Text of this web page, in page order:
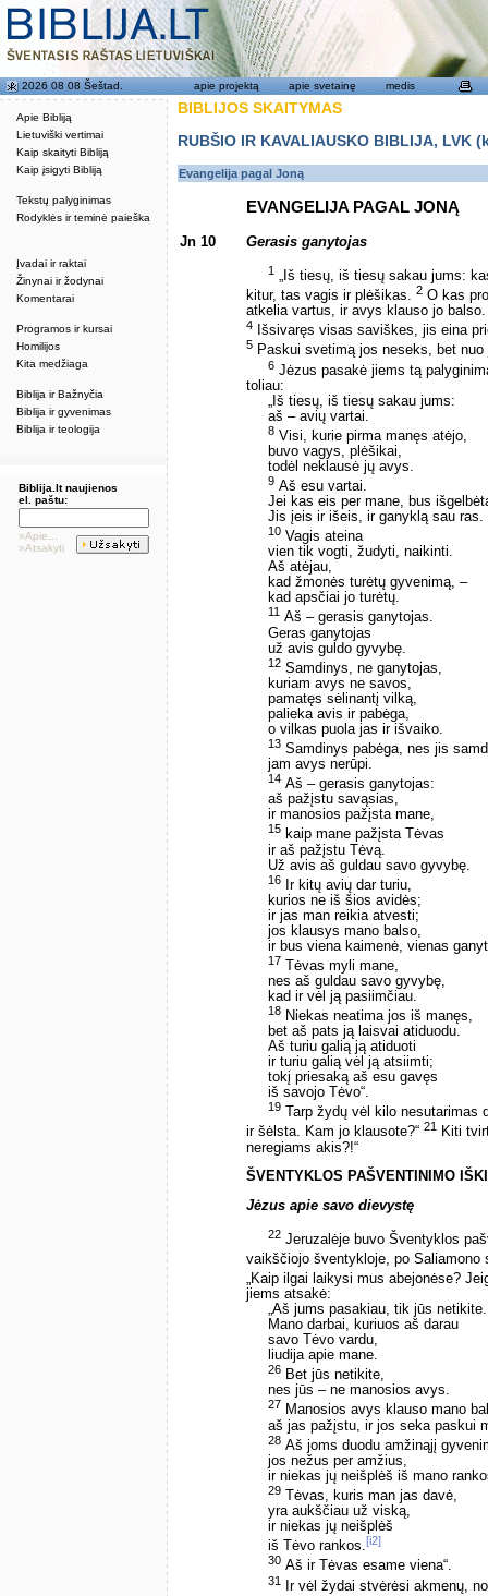
Apie Bibliją
Lietuviški vertimai
Kaip skaityti Bibliją
Kaip įsigyti Bibliją
Tekstų palyginimas
Rodyklės ir teminė paieška
Įvadai ir raktai
Žinynai ir žodynai
Komentarai
Programos ir kursai
Homilijos
Kita medžiaga
Biblija ir Bažnyčia
Biblija ir gyvenimas
Biblija ir teologija
2026 08 08 Šeštad. apie projektą apie svetainę medis
Biblija.lt naujienos
el. paštu:
»Apie...
»Atsakyti
BIBLIJOS SKAITYMAS
RUBŠIO IR KAVALIAUSKO BIBLIJA,
Evangelija pagal Joną
EVANGELIJA PAGAL JONĄ
Jn 10 Gerasis ganytojas
1 „Iš tiesų, iš tiesų sakau jums:
kitur, tas vagis ir plėšikas. 2 O kas
atkelia vartus, ir avys klauso jo
4 Išsivaręs visas saviškes, jis eina
5 Paskui svetimą jos neseks, bet
6 Jėzus pasakė jiems tą
toliau:
„Iš tiesų, iš tiesų sakau jums:
aš – avių vartai.
8 Visi, kurie pirma manęs atėjo,
buvo vagys, plėšikai,
todėl neklausė jų avys.
9 Aš esu vartai.
Jei kas eis per mane, bus
Jis įeis ir išeis, ir ganyklą sau ras.
10 Vagis ateina
vien tik vogti, žudyti, naikinti.
Aš atėjau,
kad žmonės turėtų gyvenimą, –
kad apsčiai jo turėtų.
11 Aš – gerasis ganytojas.
Geras ganytojas
už avis guldo gyvybę.
12 Samdinys, ne ganytojas,
kuriam avys ne savos,
pamatęs sėlinantį vilką,
palieka avis ir pabėga,
o vilkas puola jas ir išvaiko.
13 Samdinys pabėga, nes jis
jam avys nerūpi.
14 Aš – gerasis ganytojas:
aš pažįstu savąsias,
ir manosios pažįsta mane,
15 kaip mane pažįsta Tėvas
ir aš pažįstu Tėvą.
Už avis aš guldau savo gyvybę.
16 Ir kitų avių dar turiu,
kurios ne iš šios avidės;
ir jas man reikia atvesti;
jos klausys mano balso,
ir bus viena kaimenė, vienas
17 Tėvas myli mane,
nes aš guldau savo gyvybę,
kad ir vėl ją pasiimčiau.
18 Niekas neatima jos iš manęs,
bet aš pats ją laisvai atiduodu.
Aš turiu galią ją atiduoti
ir turiu galią vėl ją atsiimti;
tokį priesaką aš esu gavęs
iš savojo Tėvo“.
19 Tarp žydų vėl kilo nesutarimas
ir šėlsta. Kam jo klausote?“ 21
Kiti
neregiams akis?!“
ŠVENTYKLOS PAŠVENTINIMO
Jėzus apie savo dievystę
22 Jeruzalėje buvo Šventyklos
vaikščiojo šventykloje, po Saliamono
„Kaip ilgai laikysi mus abejonėse?
jiems atsakė:
„Aš jums pasakiau, tik jūs netikite.
Mano darbai, kuriuos aš darau
savo Tėvo vardu,
liudija apie mane.
26 Bet jūs netikite,
nes jūs – ne manosios avys.
27 Manosios avys klauso mano
aš jas pažįstu, ir jos seka paskui
28 Aš joms duodu amžinąjį
jos nežus per amžius,
ir niekas jų neišplėš iš mano
29 Tėvas, kuris man jas davė,
yra aukščiau už viską,
ir niekas jų neišplėš
iš Tėvo rankos.[i2]
30 Aš ir Tėvas esame viena“.
31
Ir vėl žydai stvėrėsi akmenų,